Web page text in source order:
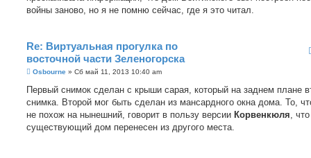
войны заново, но я не помню сейчас, где я это читал.
Re: Виртуальная прогулка по
восточной части Зеленогорска
С
о
щ
е
и
Osbourne » Сб май 11, 2013 10:40 am
Первый снимок сделан с крыши сарая, который на заднем плане
снимка. Второй мог быть сделан из мансардного окна дома. То,
не похож на нынешний, говорит в пользу версии Корвенкюля, что
существующий дом перенесен из другого места.